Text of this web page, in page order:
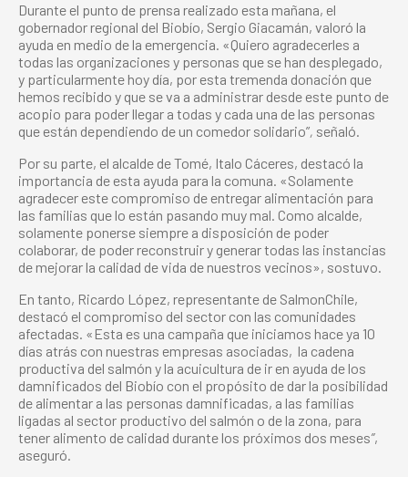
Durante el punto de prensa realizado esta mañana, el
gobernador regional del Biobío, Sergio Giacamán, valoró la
ayuda en medio de la emergencia. «Quiero agradecerles a
todas las organizaciones y personas que se han desplegado,
y particularmente hoy día, por esta tremenda donación que
hemos recibido y que se va a administrar desde este punto de
acopio para poder llegar a todas y cada una de las personas
que están dependiendo de un comedor solidario”, señaló.
Por su parte, el alcalde de Tomé, Italo Cáceres, destacó la
importancia de esta ayuda para la comuna. «Solamente
agradecer este compromiso de entregar alimentación para
las familias que lo están pasando muy mal. Como alcalde,
solamente ponerse siempre a disposición de poder
colaborar, de poder reconstruir y generar todas las instancias
de mejorar la calidad de vida de nuestros vecinos», sostuvo.
En tanto, Ricardo López, representante de SalmonChile,
destacó el compromiso del sector con las comunidades
afectadas. «Esta es una campaña que iniciamos hace ya 10
días atrás con nuestras empresas asociadas, la cadena
productiva del salmón y la acuicultura de ir en ayuda de los
damnificados del Biobío con el propósito de dar la posibilidad
de alimentar a las personas damnificadas, a las familias
ligadas al sector productivo del salmón o de la zona, para
tener alimento de calidad durante los próximos dos meses”,
aseguró.